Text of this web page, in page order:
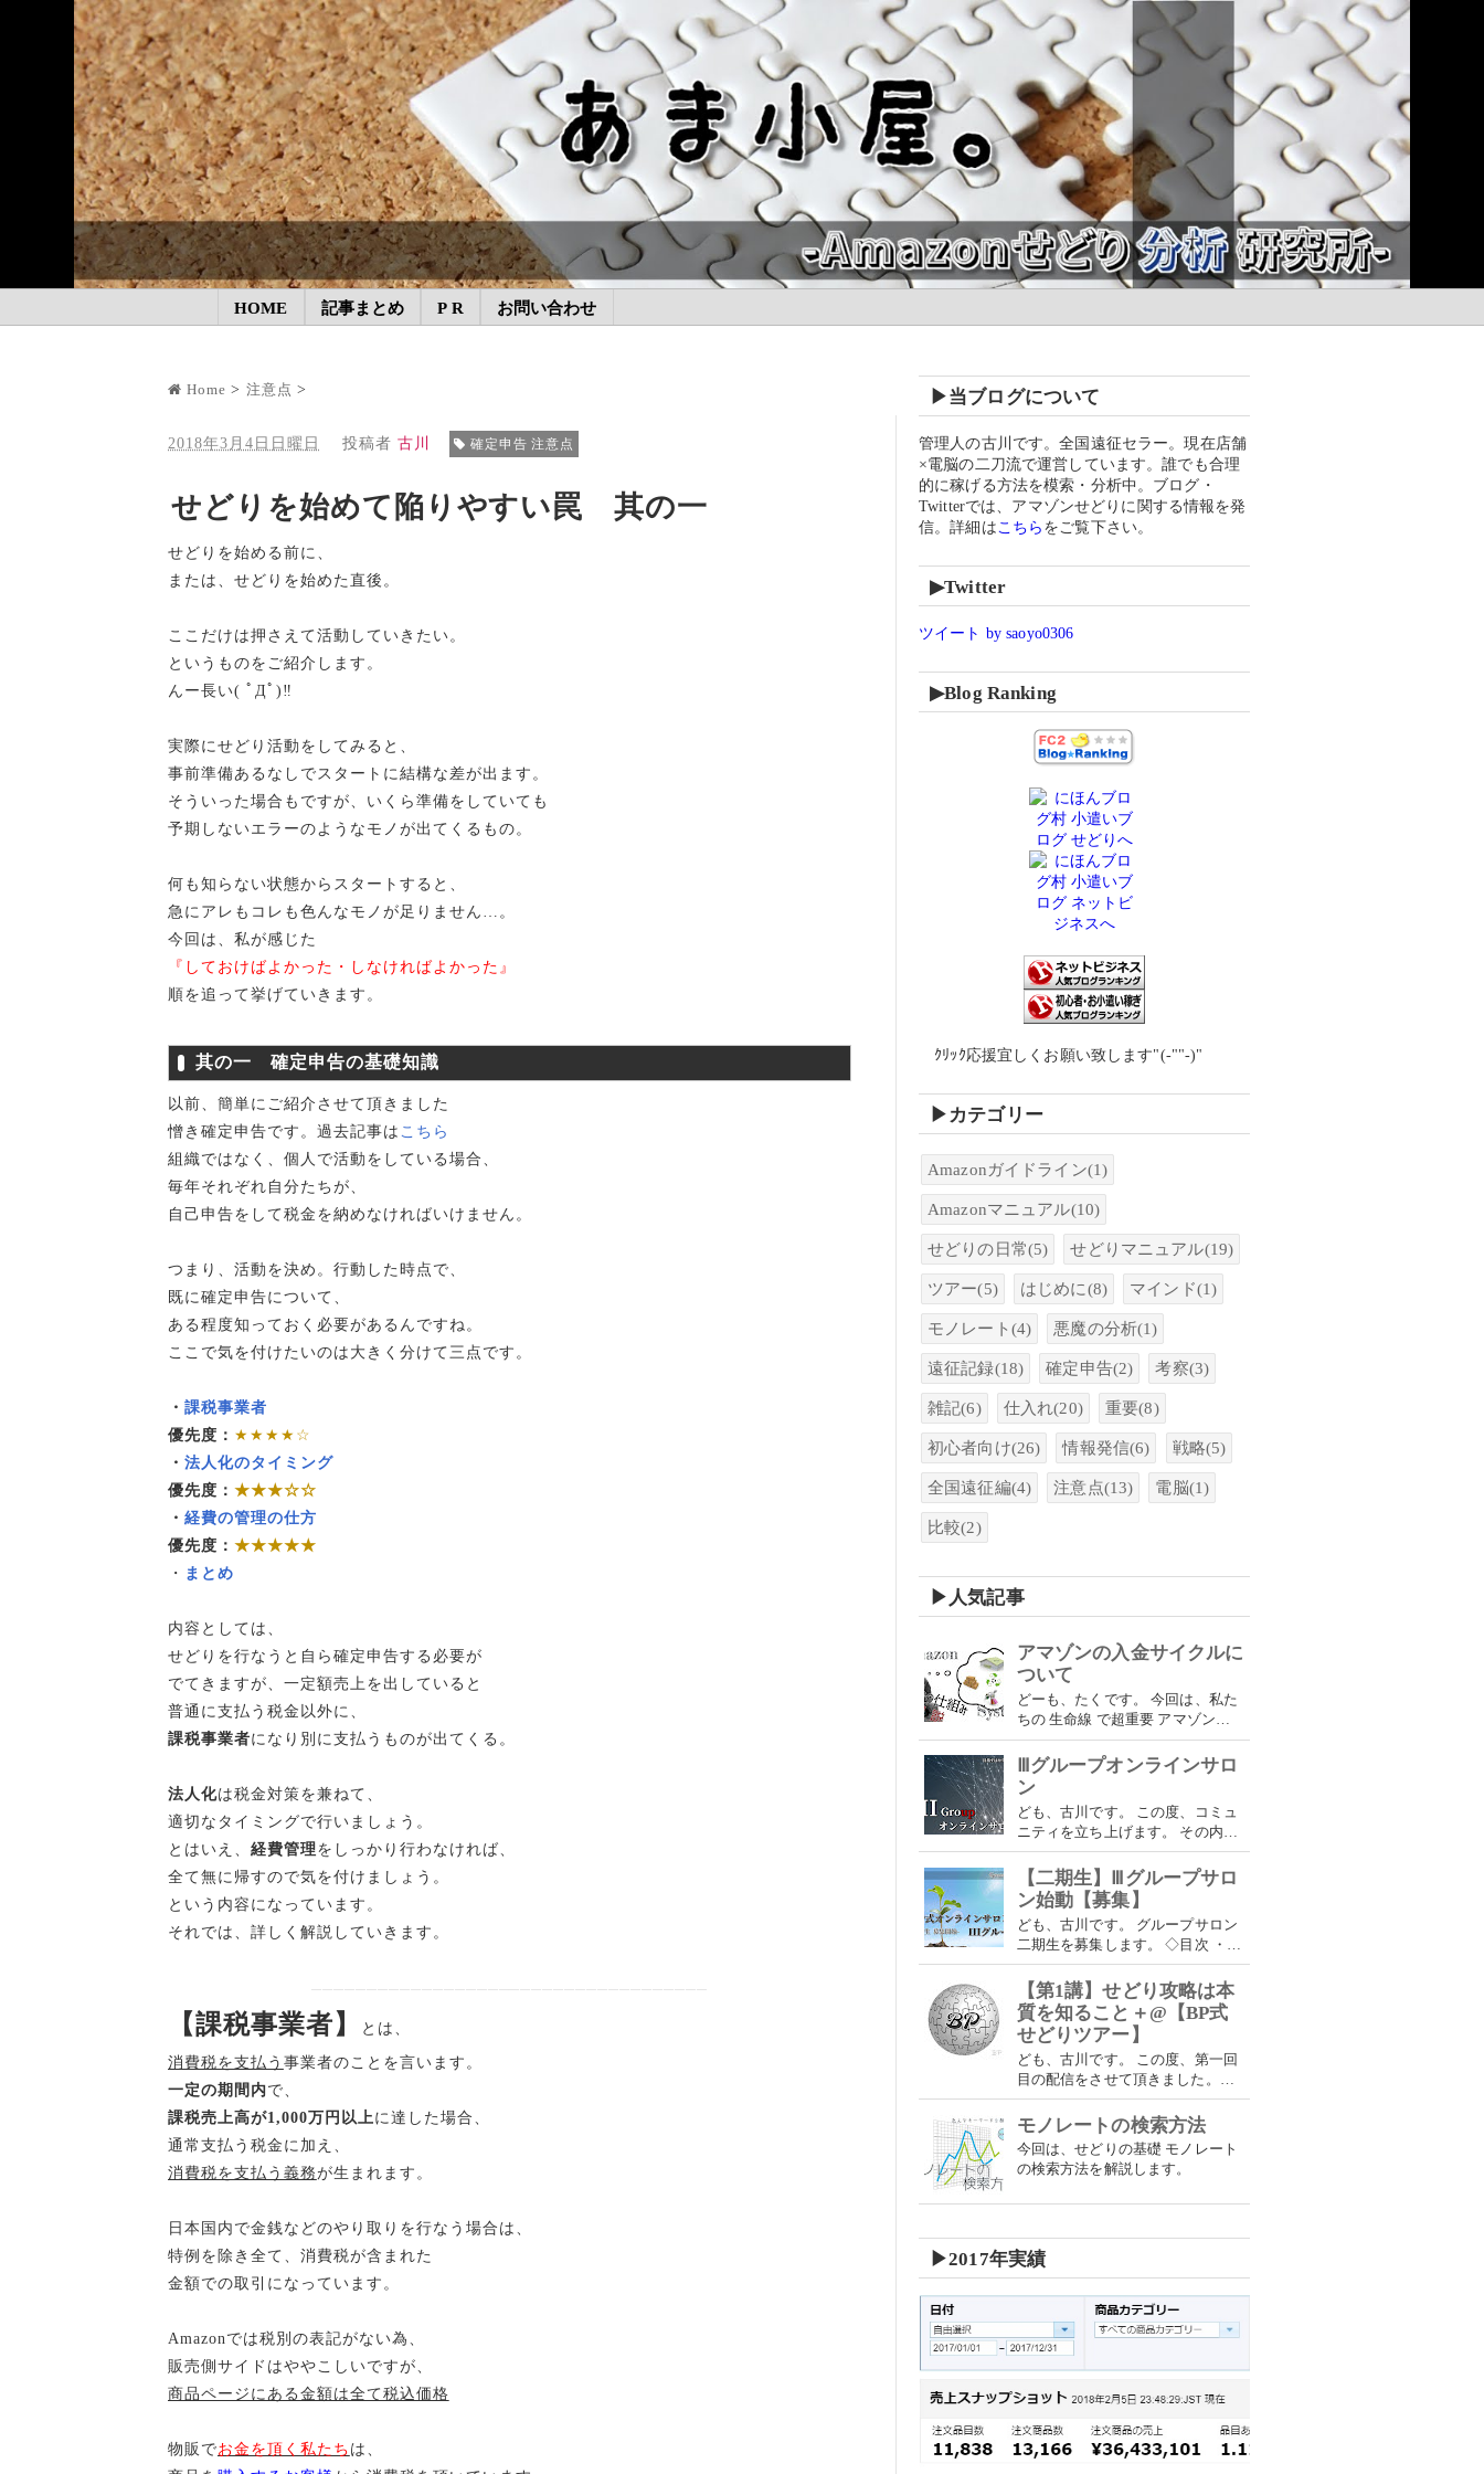
HOME 記事まとめ P R お問い合わせ
Home 注意点
2018年3月4日日曜日 投稿者 古川 確定申告 注意点
せどりを始めて陥りやすい罠 其の一
せどりを始める前に、
または、せどりを始めた直後。
ここだけは押さえて活動していきたい。
というものをご紹介します。
んー長い( ﾟДﾟ)‼
実際にせどり活動をしてみると、
事前準備あるなしでスタートに結構な差が出ます。
そういった場合もですが、いくら準備をしていても
予期しないエラーのようなモノが出てくるもの。
何も知らない状態からスタートすると、
急にアレもコレも色んなモノが足りません…。
今回は、私が感じた
『しておけばよかった・しなければよかった』
順を追って挙げていきます。
其の一 確定申告の基礎知識
以前、簡単にご紹介させて頂きました
憎き確定申告です。過去記事は こちら
組織ではなく、個人で活動をしている場合、
毎年それぞれ自分たちが、
自己申告をして税金を納めなければいけません。
つまり、活動を決め。行動した時点で、
既に確定申告について、
ある程度知っておく必要があるんですね。
ここで気を付けたいのは大きく分けて三点です。
・ 課税事業者
優先度： ★★★★☆
・ 法人化のタイミング
優先度： ★★★☆☆
・ 経費の管理の仕方
優先度： ★★★★★
・ まとめ
内容としては、
せどりを行なうと自ら確定申告する必要が
でてきますが、一定額売上を出していると
普通に支払う税金以外に、
課税事業者になり別に支払うものが出てくる。
法人化は税金対策を兼ねて、
適切なタイミングで行いましょう。
とはいえ、 経費管理をしっかり行わなければ、
全て無に帰すので気を付けましょう。
という内容になっています。
それでは、詳しく解説していきます。
――――――――――――――――――――――――――――――――――――
【課税事業者】 とは、
消費税を支払う 事業者のことを言います。
一定の期間内 で、
課税売上高が1,000万円以上に達した場合、
通常支払う税金に加え、
消費税を支払う義務が生まれます。
日本国内で金銭などのやり取りを行なう場合は、
特例を除き全て、消費税が含まれた
金額での取引になっています。
Amazonでは税別の表記がない為、
販売側サイドはややこしいですが、
商品ページにある金額は全て税込価格
物販でお金を頂く私たち は、
▶当ブログについて
管理人の古川です。全国遠征セラー。現在店舗
×電脳の二刀流で運営しています。誰でも合理
的に稼げる方法を模索・分析中。ブログ・
Twitterでは、 アマゾンせどりに関する情報を発
信。詳細は こちら をご覧下さい。
▶Twitter
ツイート by saoyo0306
▶Blog Ranking
ｸﾘｯｸ応援宜しくお願い致します"(-""-)"
▶カテゴリー
Amazonガイドライン(1)
Amazonマニュアル(10)
せどりの日常(5) せどりマニュアル(19)
ツアー(5) はじめに(8) マインド(1)
モノレート (4) 悪魔の分析(1)
遠征記録(18) 確定申告(2) 考察(3)
雑記(6) 仕入れ(20) 重要(8)
初心者向け(26) 情報発信(6) 戦略(5)
全国遠征編(4) 注意点(13) 電脳(1)
比較(2)
▶人気記事
アマゾンの入金サイクルに
ついて
どーも、たくです。 今回は、私た
ちの 生命線 で超重要 アマゾンの
入金サイクル についてやっていき
ます。
Ⅲグループオンラインサロ
ン
ども、古川です。 この度、コミュ
ニティを立ち上げます。 その内容
について説明していきます。
【二期生】Ⅲグループサロ
ン始動【募集】
ども、古川です。 グループサロン
二期生を募集します。 ◇目次 ・ グ
ループの概要 ➡ グループの実態と
メンバー構成 ➡ サロンによる活動
推移 ・ 当グループのコンテンツ内
容 ・ IIIグループオンラインサロン
➡ 活動メンバーによ...
【第1講】せどり攻略は本
質を知ること＋@【BP式
せどりツアー】
ども、古川です。 この度、第一回
目の配信をさせて頂きました。
(*'ω'*) 今回お話ししたテーマにつ
いては、 下記に目次と動画を貼り
付けますので、 興味のある方は是
非、ご視聴お願い致します。 それ
に合わせて動画内でお話した新企
モノレートの検索方法
今回は、せどりの基礎 モノレート
の検索方法を解説します。
▶2017年実績